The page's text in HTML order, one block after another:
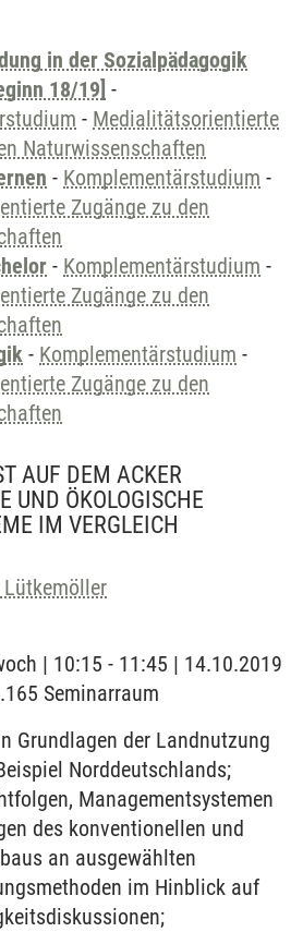
in der Sozialpädagogik
18/19] -
- Medialitätsorientierte
Naturwissenschaften
- Komplementärstudium -
Zugänge zu den
- Komplementärstudium -
Zugänge zu den
- Komplementärstudium -
Zugänge zu den
AUF DEM ACKER
UND ÖKOLOGISCHE
IM VERGLEICH
Lütkemöller
| 10:15 - 11:45 | 14.10.2019
Seminarraum
Grundlagen der Landnutzung
Norddeutschlands;
Managementsystemen
des konventionellen und
an ausgewählten
im Hinblick auf